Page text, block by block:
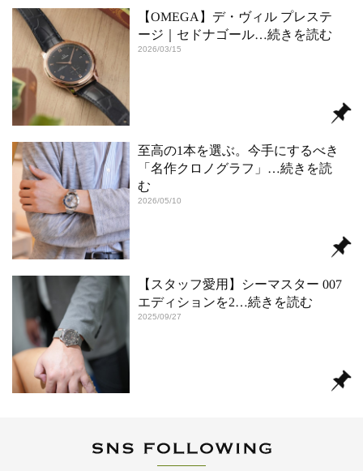
【OMEGA】デ・ヴィル プレステ
ージ｜セドナゴール…続きを読む
2026/03/15
至高の1本を選ぶ。今手にするべき
「名作クロノグラフ」 …続きを読
む
2026/05/10
【スタッフ愛用】シーマスター 007
エディションを2…続きを読む
2025/09/27